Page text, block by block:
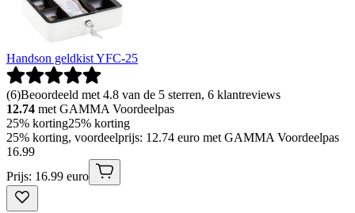
Handson geldkist YFC-25
(6)Beoordeeld met 4.8 van de 5 sterren, 6 klantreviews
12.74 met GAMMA Voordeelpas
25% korting25% korting
25% korting, voordeelprijs: 12.74 euro met GAMMA Voordeelpas
16.99
Prijs: 16.99 euro